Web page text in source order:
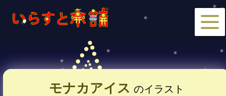
モナカアイス のイラスト